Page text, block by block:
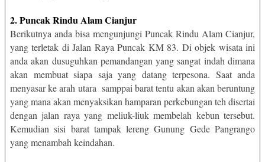
2. Puncak Rindu Alam Cianjur
Berikutnya anda bisa mengunjungi Puncak Rindu Alam Cianjur,
yang terletak di Jalan Raya Puncak KM 83. Di objek wisata ini
anda akan dusuguhkan pemandangan yang sangat indah dimana
akan membuat siapa saja yang datang terpesona. Saat anda
menyasar ke arah utara samppai barat tentu akan akan beruntung
yang mana akan menyaksikan hamparan perkebungan teh disertai
dengan jalan raya yang meliuk-liuk membelah kebun tersebut.
Kemudian sisi barat tampak lereng Gunung Gede Pangrango
yang menambah keindahan.